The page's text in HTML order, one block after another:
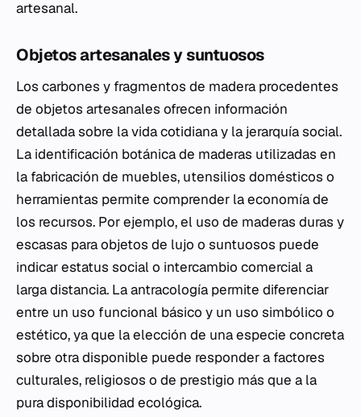
artesanal.
Objetos artesanales y suntuosos
Los carbones y fragmentos de madera procedentes
de objetos artesanales ofrecen información
detallada sobre la vida cotidiana y la jerarquía social.
La identificación botánica de maderas utilizadas en
la fabricación de muebles, utensilios domésticos o
herramientas permite comprender la economía de
los recursos. Por ejemplo, el uso de maderas duras y
escasas para objetos de lujo o suntuosos puede
indicar estatus social o intercambio comercial a
larga distancia. La antracología permite diferenciar
entre un uso funcional básico y un uso simbólico o
estético, ya que la elección de una especie concreta
sobre otra disponible puede responder a factores
culturales, religiosos o de prestigio más que a la
pura disponibilidad ecológica.